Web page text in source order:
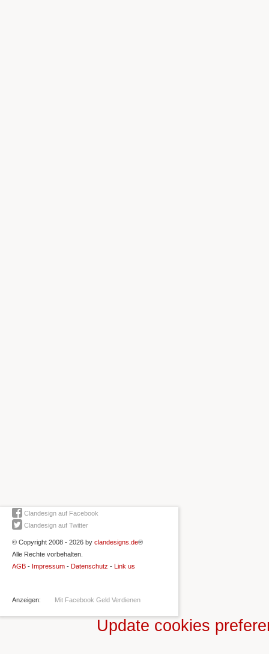
Clandesign auf Facebook
Clandesign auf Twitter
© Copyright 2008 - 2026 by clandesigns.de®
Alle Rechte vorbehalten.
AGB - Impressum - Datenschutz - Link us
Anzeigen: Mit Facebook Geld Verdienen
Update cookies